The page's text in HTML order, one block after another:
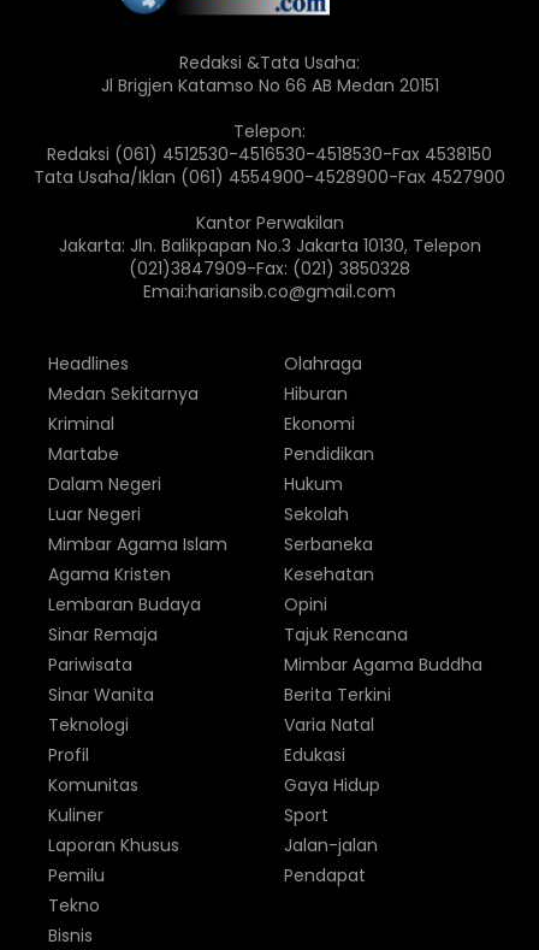
Redaksi &Tata Usaha:
Jl Brigjen Katamso No 66 AB Medan 20151
Telepon:
Redaksi (061) 4512530-4516530-4518530-Fax 4538150
Tata Usaha/Iklan (061) 4554900-4528900-Fax 4527900
Kantor Perwakilan
Jakarta: Jln. Balikpapan No.3 Jakarta 10130, Telepon
(021)3847909-Fax: (021) 3850328
Emai:hariansib.co@gmail.com
Headlines
Medan Sekitarnya
Kriminal
Martabe
Dalam Negeri
Luar Negeri
Olahraga
Hiburan
Ekonomi
Pendidikan
Hukum
Sekolah
Mimbar Agama Islam
Agama Kristen
Lembaran Budaya
Sinar Remaja
Pariwisata
Sinar Wanita
Serbaneka
Kesehatan
Opini
Tajuk Rencana
Mimbar Agama Buddha
Berita Terkini
Teknologi
Profil
Komunitas
Kuliner
Laporan Khusus
Pemilu
Varia Natal
Edukasi
Gaya Hidup
Sport
Jalan-jalan
Pendapat
Tekno
Bisnis